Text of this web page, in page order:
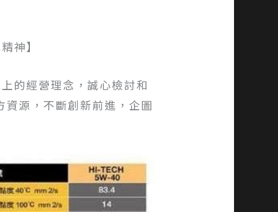
神】
的經營理念，誠心檢討和
源，不斷創新前進，企圖